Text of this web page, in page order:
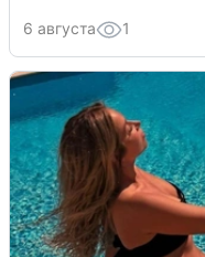
6 августа 1